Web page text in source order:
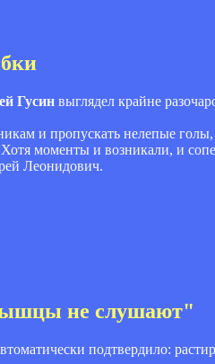
Гусин выглядел крайне
и пропускать нелепые голы,
моменты и возникали, и
Леонидович.
не слушают"
подтвердило: